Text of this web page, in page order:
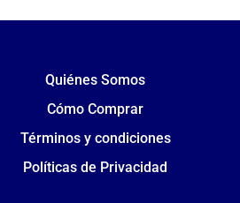
Quiénes Somos
Cómo Comprar
Términos y condiciones
Políticas de Privacidad